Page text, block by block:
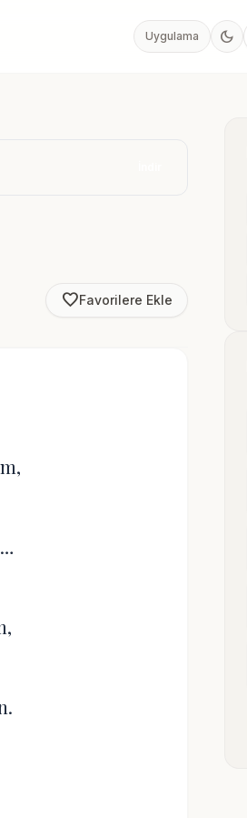
Uygulama dark_mode
favorite_borderFavorilere Ekle